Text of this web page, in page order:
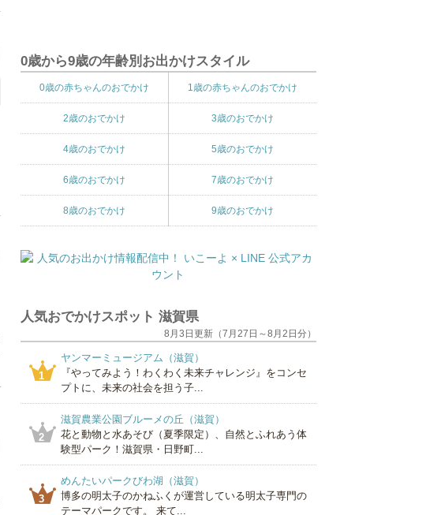
0歳から9歳の年齢別お出かけスタイル
0歳の赤ちゃんのおでかけ 1歳の赤ちゃんのおでかけ
2歳のおでかけ 3歳のおでかけ
4歳のおでかけ 5歳のおでかけ
6歳のおでかけ 7歳のおでかけ
8歳のおでかけ 9歳のおでかけ
人気おでかけスポット 滋賀県
8月3日更新（7月27日～8月2日分）
1
ヤンマーミュージアム（滋賀）
『やってみよう！わくわく未来チャレンジ』をコンセ
プトに、未来の社会を担う子...
2
滋賀農業公園ブルーメの丘（滋賀）
花と動物と水あそび（夏季限定）、自然とふれあう体
験型パーク！滋賀県・日野町...
3
めんたいパークびわ湖（滋賀）
博多の明太子のかねふくが運営している明太子専門の
テーマパークです。 来て...